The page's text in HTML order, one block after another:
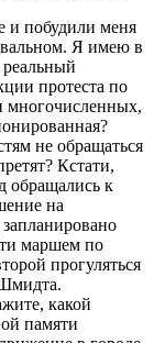
и побудили меня
Я имею в
реальный
протеста по
многочисленных,
не обращаться
Кстати,
обращались к
на
маршем по
прогуляться
какой
памяти